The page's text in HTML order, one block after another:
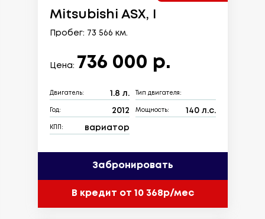
Mitsubishi ASX, I
Пробег: 73 566 км.
Цена: 736 000 р.
Двигатель: 1.8 л. Тип двигателя:
Год: 2012 Мощность: 140 л.с.
КПП: вариатор
Забронировать
В кредит от 10 368р/мес